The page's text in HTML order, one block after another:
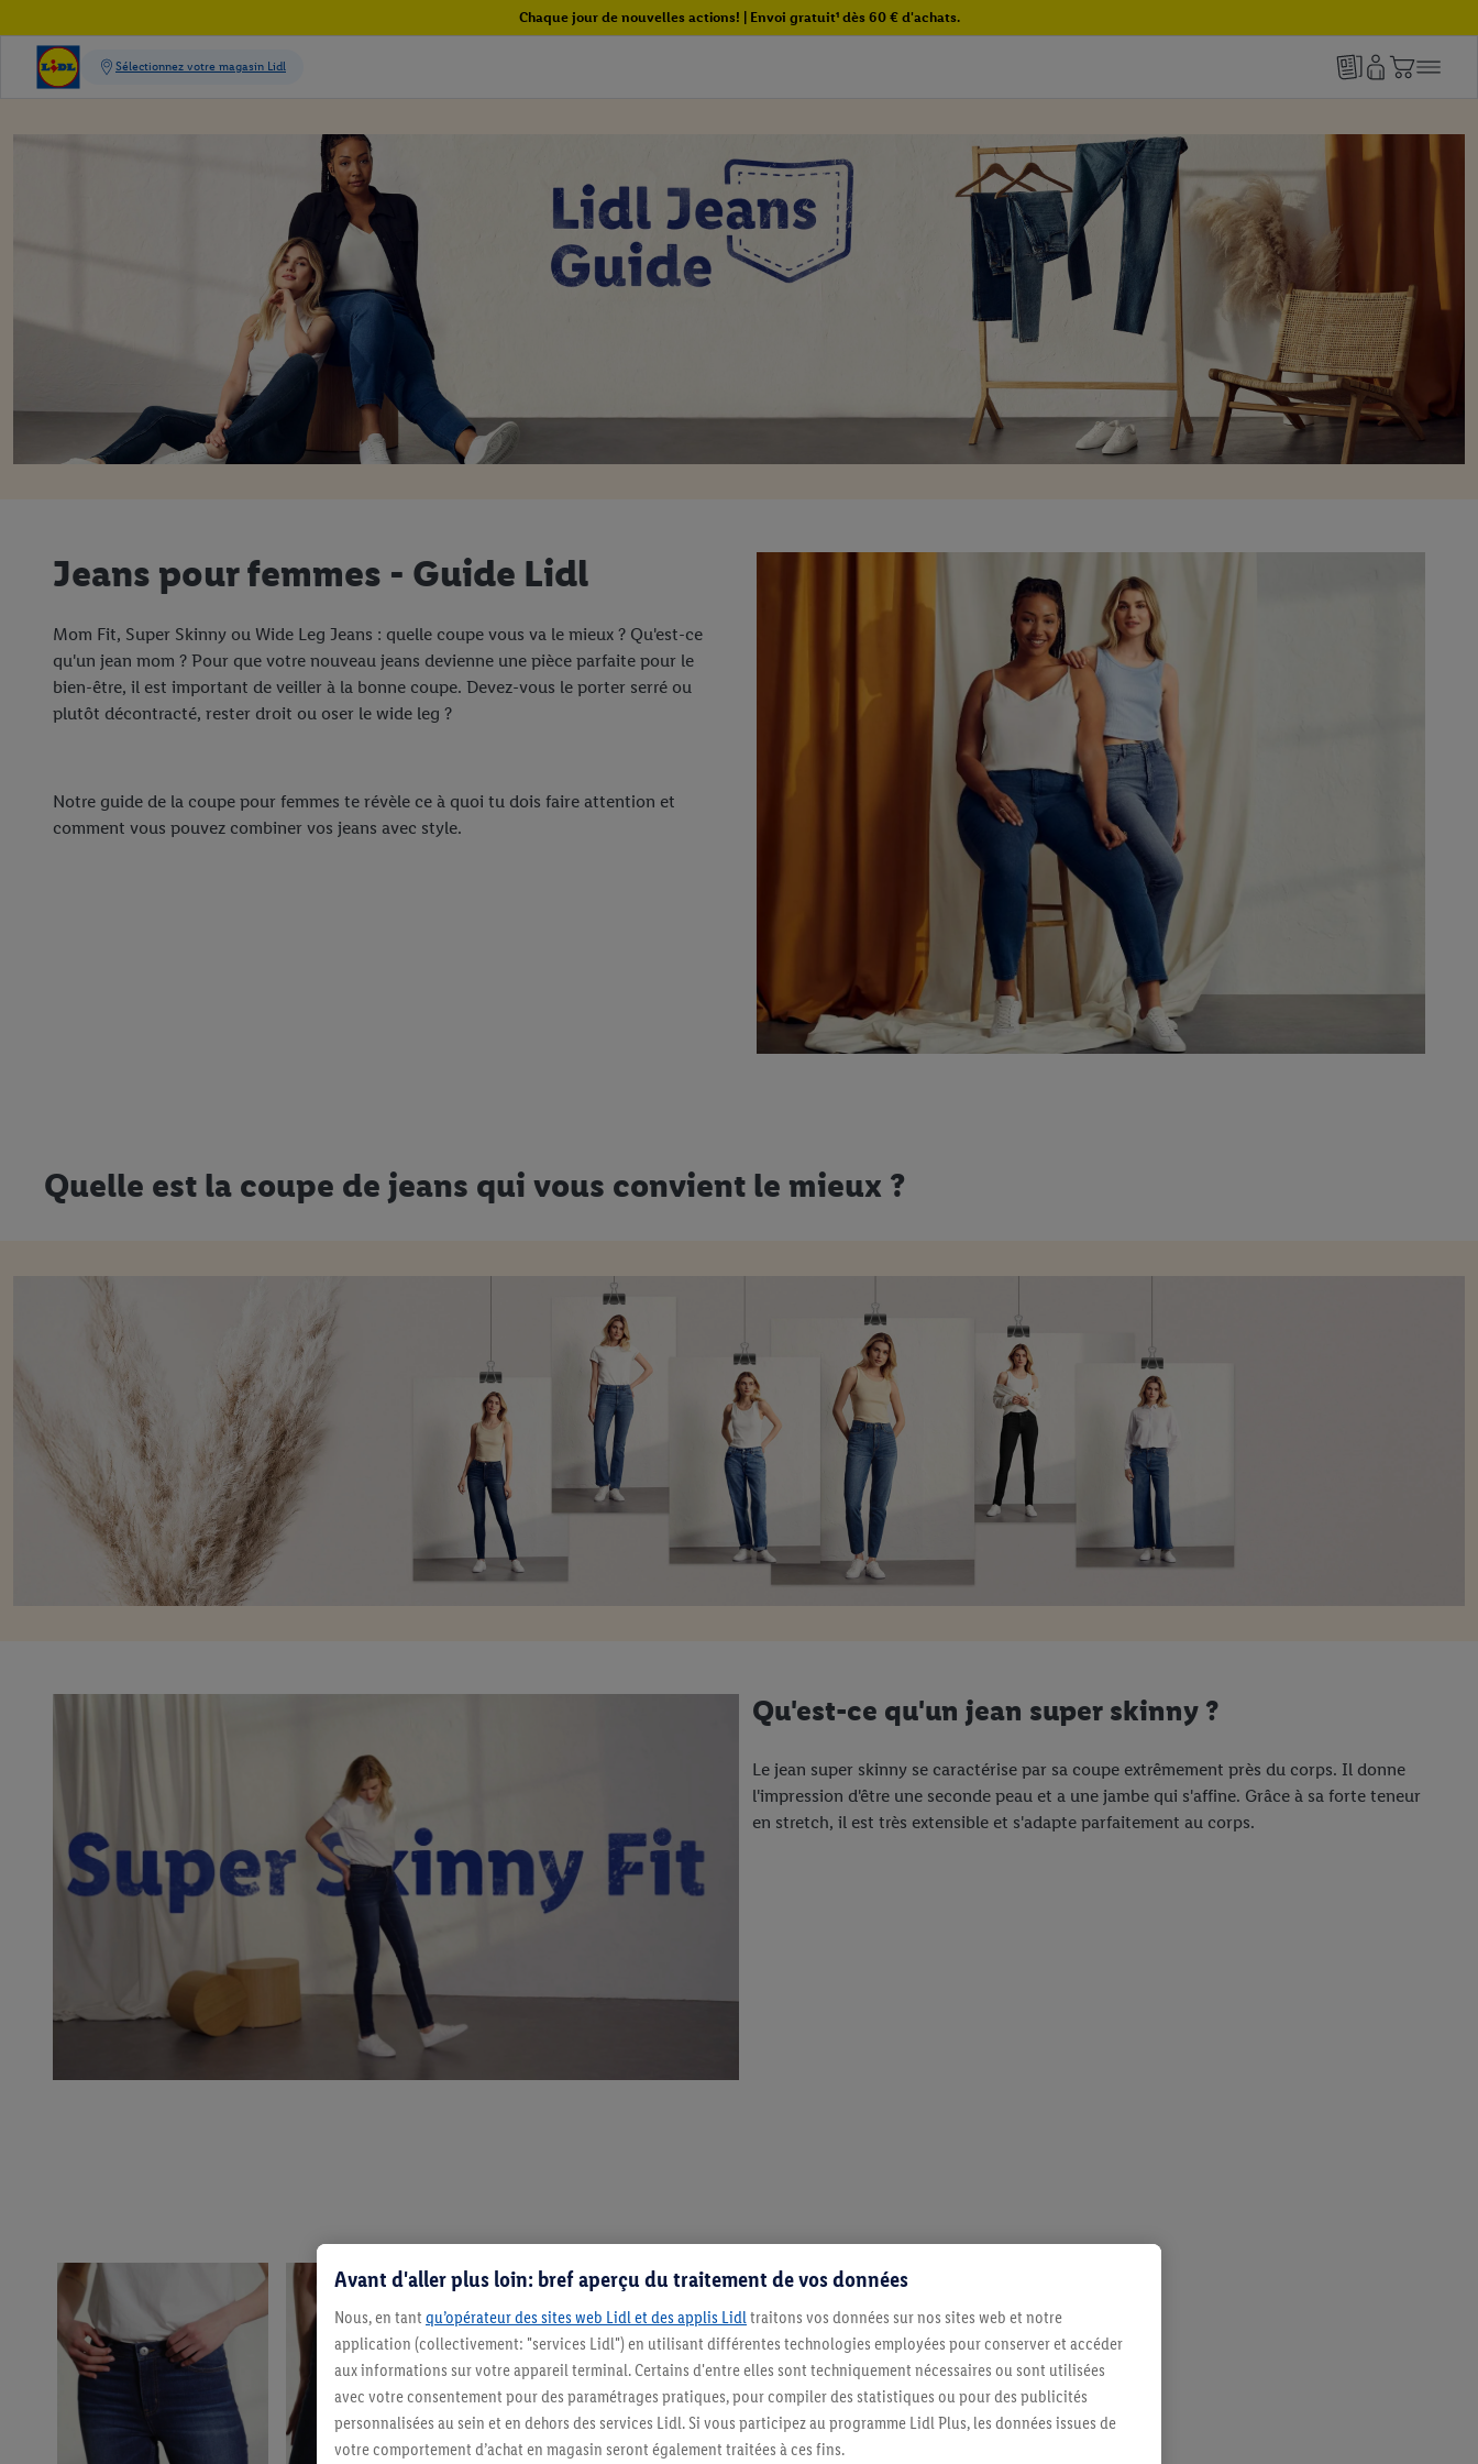
Chaque jour de nouvelles actions! | Envoi gratuit¹ dès 60 € d'achats.
Jeans pour femmes - Guide Lidl
Mom Fit, Super Skinny ou Wide Leg Jeans : quelle coupe vous va le mieux ? Qu'est-ce
qu'un jean mom ? Pour que votre nouveau jeans devienne une pièce parfaite pour le
bien-être, il est important de veiller à la bonne coupe. Devez-vous le porter serré ou
plutôt décontracté, rester droit ou oser le wide leg ?
Notre guide de la coupe pour femmes te révèle ce à quoi tu dois faire attention et
comment vous pouvez combiner vos jeans avec style.
Quelle est la coupe de jeans qui vous convient le mieux ?
Qu'est-ce qu'un jean super skinny ?
Le jean super skinny se caractérise par sa coupe extrêmement près du corps. Il donne
l'impression d'être une seconde peau et a une jambe qui s'affine. Grâce à sa forte teneur
en stretch, il est très extensible et s'adapte parfaitement au corps.
Avant d'aller plus loin: bref aperçu du traitement de vos données
Nous, en tant qu’opérateur des sites web Lidl et des applis Lidltraitons vos données sur nos sites web et notre
application (collectivement: "services Lidl") en utilisant différentes technologies employées pour conserver et accéder
aux informations sur votre appareil terminal. Certains d'entre elles sont techniquement nécessaires ou sont utilisées
avec votre consentement pour des paramétrages pratiques, pour compiler des statistiques ou pour des publicités
personnalisées au sein et en dehors des services Lidl. Si vous participez au programme Lidl Plus, les données issues de
votre comportement d’achat en magasin seront également traitées à ces fins.